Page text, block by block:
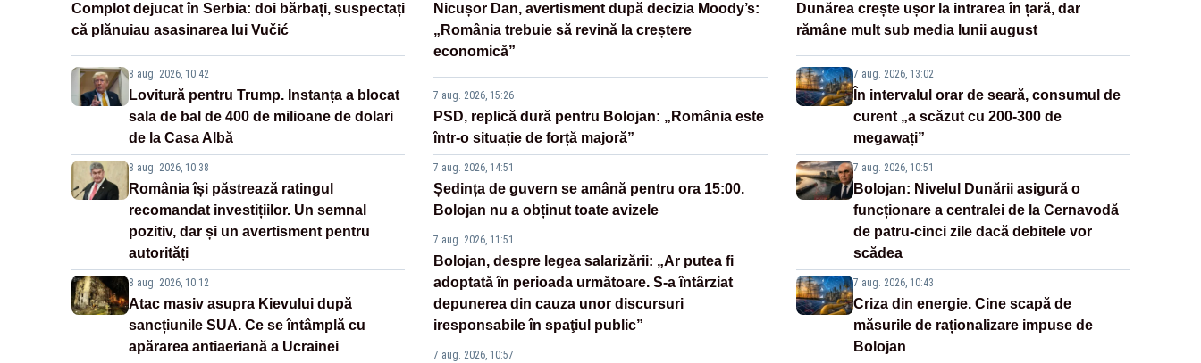
Complot dejucat în Serbia: doi bărbați, suspectați
că plănuiau asasinarea lui Vučić
8 aug. 2026, 10:42
Lovitură pentru Trump. Instanța a blocat
sala de bal de 400 de milioane de dolari
de la Casa Albă
8 aug. 2026, 10:38
România își păstrează ratingul
recomandat investițiilor. Un semnal
pozitiv, dar și un avertisment pentru
autorități
8 aug. 2026, 10:12
Atac masiv asupra Kievului după
sancțiunile SUA. Ce se întâmplă cu
apărarea antiaeriană a Ucrainei
Nicușor Dan, avertisment după decizia Moody’s:
„România trebuie să revină la creștere
economică”
7 aug. 2026, 15:26
PSD, replică dură pentru Bolojan: „România este
într-o situație de forță majoră”
7 aug. 2026, 14:51
Ședința de guvern se amână pentru ora 15:00.
Bolojan nu a obținut toate avizele
7 aug. 2026, 11:51
Bolojan, despre legea salarizării: „Ar putea fi
adoptată în perioada următoare. S-a întârziat
depunerea din cauza unor discursuri
iresponsabile în spaţiul public”
7 aug. 2026, 10:57
Dunărea crește ușor la intrarea în țară, dar
rămâne mult sub media lunii august
7 aug. 2026, 13:02
În intervalul orar de seară, consumul de
curent „a scăzut cu 200-300 de
megawați”
7 aug. 2026, 10:51
Bolojan: Nivelul Dunării asigură o
funcționare a centralei de la Cernavodă
de patru-cinci zile dacă debitele vor
scădea
7 aug. 2026, 10:43
Criza din energie. Cine scapă de
măsurile de raționalizare impuse de
Bolojan